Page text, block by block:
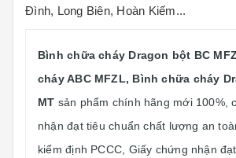
Đình, Long Biên, Hoàn Kiếm...
Bình chữa cháy Dragon bột BC
cháy ABC MFZL, Bình chữa cháy
MT sản phẩm chính hãng mới 100%,
nhận đạt tiêu chuẩn chất lượng an
kiểm định PCCC, Giấy chứng nhận